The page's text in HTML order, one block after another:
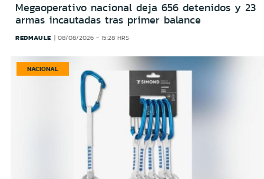
Megaoperativo nacional deja 656 detenidos y 23
armas incautadas tras primer balance
REDMAULE 08/08/2026 - 15:28 HRS
NACIONAL